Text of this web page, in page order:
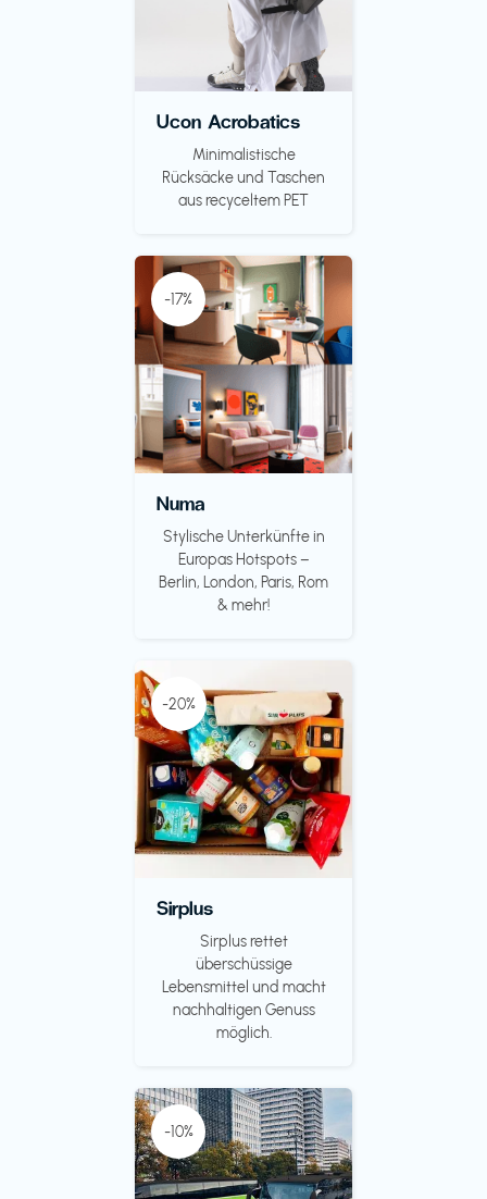
Ucon Acrobatics
Minimalistische
Rücksäcke und Taschen
aus recyceltem PET
-17%
Numa
Stylische Unterkünfte in
Europas Hotspots –
Berlin, London, Paris, Rom
& mehr!
-20%
Sirplus
Sirplus rettet
überschüssige
Lebensmittel und macht
nachhaltigen Genuss
möglich.
-10%